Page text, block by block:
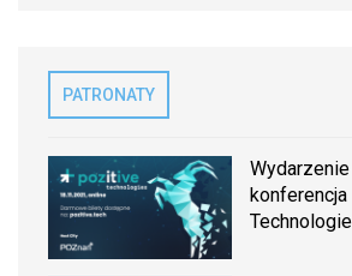
PATRONATY